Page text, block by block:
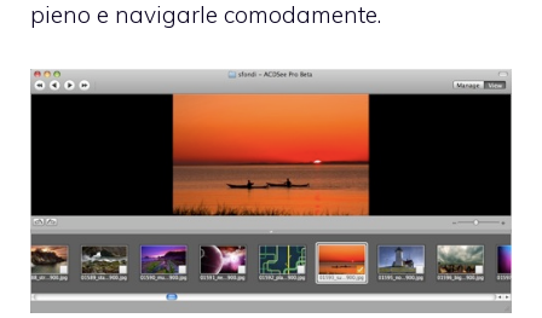
pieno e navigarle comodamente.